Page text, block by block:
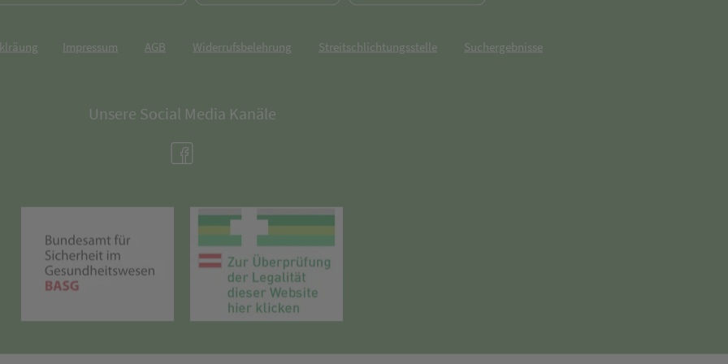
Impressum AGB Widerrufsbelehrung Streitschlichtungsstelle Suchergebnisse
Unsere Social Media Kanäle
(öffnet in neuem Tab)